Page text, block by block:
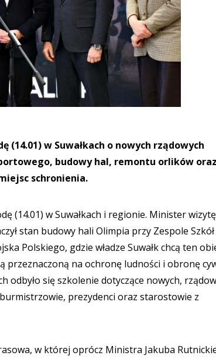
w Suwałkach o nowych rządowych
budowy hal, remontu orlików oraz
schronienia.
(14.01) w Suwałkach i regionie. Minister wizytę
stan budowy hali Olimpia przy Zespole
Polskiego, gdzie władze Suwałk chcą ten
przeznaczoną na ochronę ludności i obronę
odbyło się szkolenie dotyczące nowych,
prezydenci oraz starostowie z
w której oprócz Ministra Jakuba